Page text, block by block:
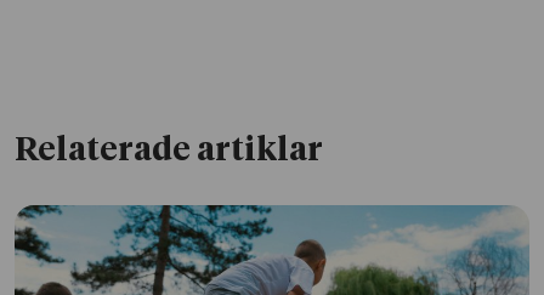
Relaterade artiklar